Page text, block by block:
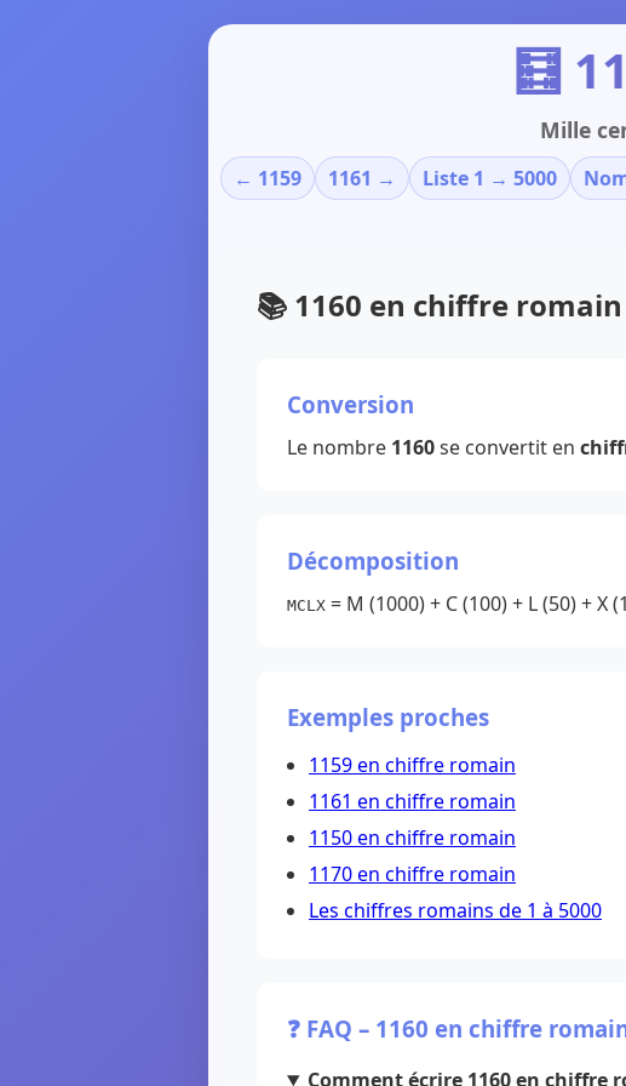
🧮
Mille
← 1159 1161 → Liste 1 → 5000
📚 1160 en chiffre
Conversion
Le nombre 1160se convertit en
Décomposition
MCLX = M (1000) + C (100) + L (50) + X
Exemples proches
1159 en chiffre romain
1161 en chiffre romain
1150 en chiffre romain
1170 en chiffre romain
Les chiffres romains de 1 à 5000
❓ FAQ – 1160 en chiffre
Comment écrire 1160 en chiffre